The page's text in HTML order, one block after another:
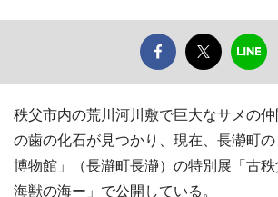
秩父市内の荒川河川敷で巨大なサメの仲
の歯の化石が見つかり、現在、長瀞町
博物館」（長瀞町長瀞）の特別展「古
海獣の海ー」で公開している。